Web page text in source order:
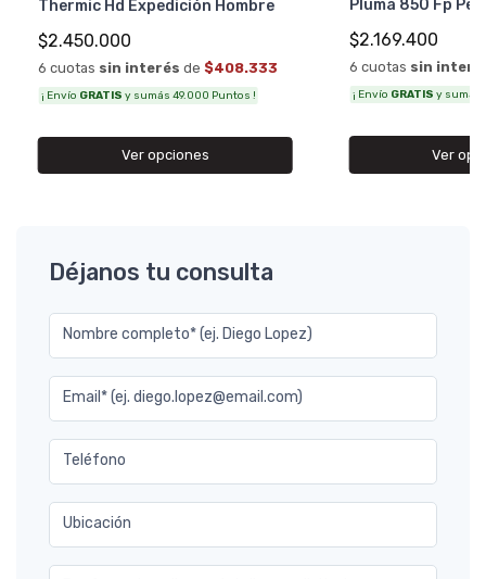
Thermic Hd Expedición Hombre
$2.450.000
6 cuotas sin interés de $408.333
¡ Envío GRATIS y sumás 49.000 Puntos !
Ver opciones
Pluma 850 Fp
$2.169.400
6 cuotas sin
¡ Envío GRATIS y sumás
Ver
Déjanos tu consulta
Nombre completo* (ej. Diego Lopez)
Email* (ej. diego.lopez@email.com)
Teléfono
Ubicación